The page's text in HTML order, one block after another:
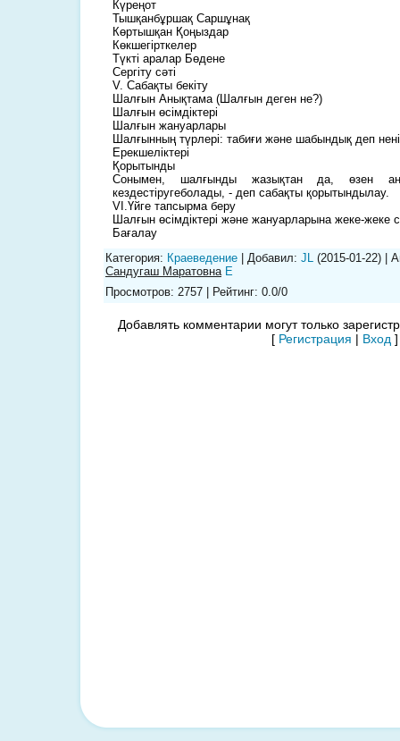
Күреңот
Тышқанбұршақ Саршұнақ
Көртышқан Қоңыздар
Көкшегірткелер
Түкті аралар Бөдене
Сергіту сәті
V. Сабақты бекіту
Шалғын Анықтама (Шалғын деген не?)
Шалғын өсімдіктері
Шалғын жануарлары
Шалғынның түрлері: табиғи және шабындық деп
Ерекшеліктері
Қорытынды
Сонымен, шалғынды жазықтан да, өзен
кездестіругеболады, - деп сабақты қорытындылау.
VІ.Үйге тапсырма беру
Шалғын өсімдіктері және жануарларына жеке-жеке
Бағалау
Категория: Краеведение Добавил: JL (2015-01-22)
Сандугаш Маратовна E
Просмотров: 2757 Рейтинг: 0.0/0
Добавлять комментарии могут только
[ Регистрация | Вход ]